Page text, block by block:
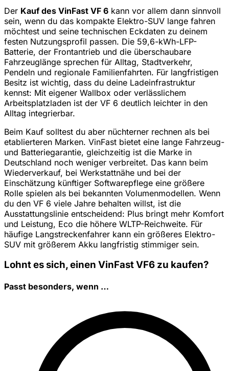
Der Kauf des VinFast VF 6 kann vor allem dann sinnvoll
sein, wenn du das kompakte Elektro-SUV lange fahren
möchtest und seine technischen Eckdaten zu deinem
festen Nutzungsprofil passen. Die 59,6-kWh-LFP-
Batterie, der Frontantrieb und die überschaubare
Fahrzeuglänge sprechen für Alltag, Stadtverkehr,
Pendeln und regionale Familienfahrten. Für langfristigen
Besitz ist wichtig, dass du deine Ladeinfrastruktur
kennst: Mit eigener Wallbox oder verlässlichem
Arbeitsplatzladen ist der VF 6 deutlich leichter in den
Alltag integrierbar.
Beim Kauf solltest du aber nüchterner rechnen als bei
etablierteren Marken. VinFast bietet eine lange Fahrzeug-
und Batteriegarantie, gleichzeitig ist die Marke in
Deutschland noch weniger verbreitet. Das kann beim
Wiederverkauf, bei Werkstattnähe und bei der
Einschätzung künftiger Softwarepflege eine größere
Rolle spielen als bei bekannten Volumenmodellen. Wenn
du den VF 6 viele Jahre behalten willst, ist die
Ausstattungslinie entscheidend: Plus bringt mehr Komfort
und Leistung, Eco die höhere WLTP-Reichweite. Für
häufige Langstreckenfahrer kann ein größeres Elektro-
SUV mit größerem Akku langfristig stimmiger sein.
Lohnt es sich, einen VinFast VF6 zu kaufen?
Passt besonders, wenn …